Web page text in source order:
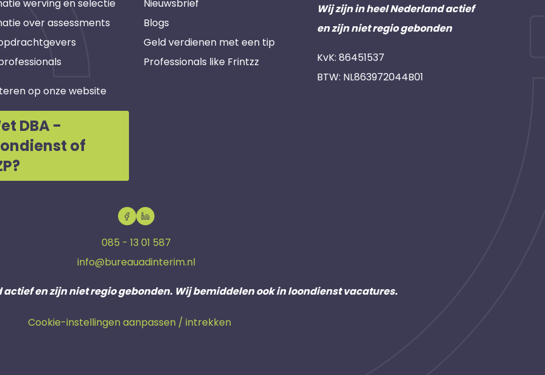
werving en selectie
over assessments
op onze website
DBA -
of
Nieuwsbrief
Blogs
Geld verdienen met een tip
Professionals like Frintzz
Wij zijn in heel Nederland actief
en zijn niet regio gebonden
KvK: 86451537
BTW: NL863972044B01
085 - 13 01 587
info@bureauadinterim.nl
actief en zijn niet regio gebonden. Wij bemiddelen ook in loondienst vacatures.
Cookie-instellingen aanpassen / intrekken